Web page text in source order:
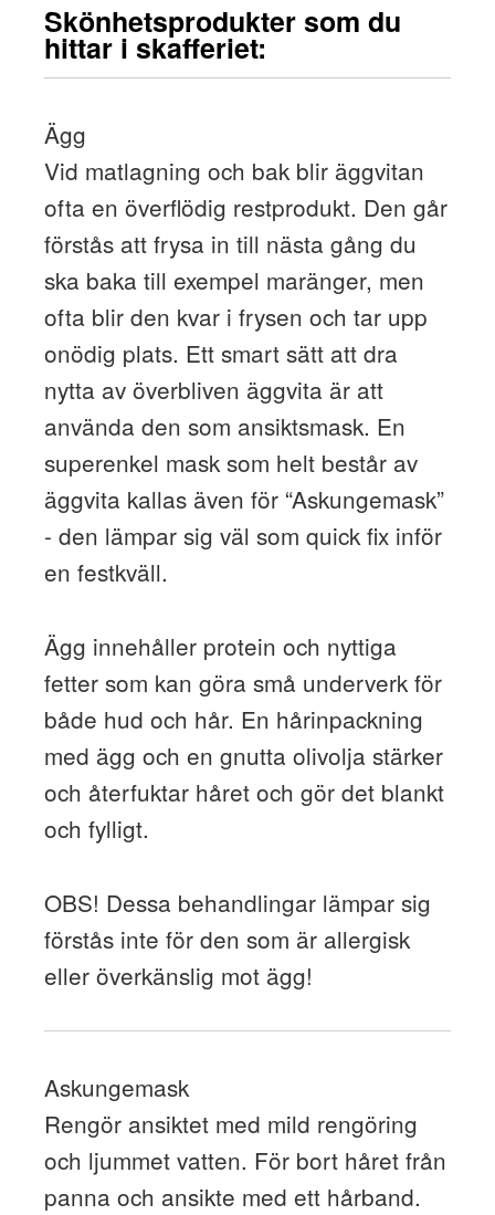
Skönhetsprodukter som du
hittar i skafferiet:
Ägg
Vid matlagning och bak blir äggvitan
ofta en överflödig restprodukt. Den går
förstås att frysa in till nästa gång du
ska baka till exempel maränger, men
ofta blir den kvar i frysen och tar upp
onödig plats. Ett smart sätt att dra
nytta av överbliven äggvita är att
använda den som ansiktsmask. En
superenkel mask som helt består av
äggvita kallas även för “Askungemask”
- den lämpar sig väl som quick fix inför
en festkväll.
Ägg innehåller protein och nyttiga
fetter som kan göra små underverk för
både hud och hår. En hårinpackning
med ägg och en gnutta olivolja stärker
och återfuktar håret och gör det blankt
och fylligt.
OBS! Dessa behandlingar lämpar sig
förstås inte för den som är allergisk
eller överkänslig mot ägg!
Askungemask
Rengör ansiktet med mild rengöring
och ljummet vatten. För bort håret från
panna och ansikte med ett hårband.